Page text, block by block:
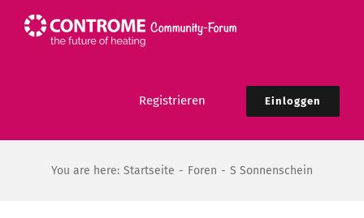
Inhalt
Registrieren Einloggen
You are here: Startseite Foren S Sonnenschein